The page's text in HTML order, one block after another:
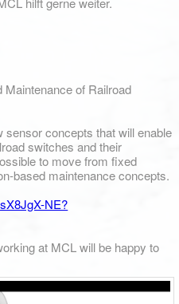
Maintenance of Railroad
concepts that will enable
switches and their
to move from fixed
based maintenance concepts.
NE?
at MCL will be happy to